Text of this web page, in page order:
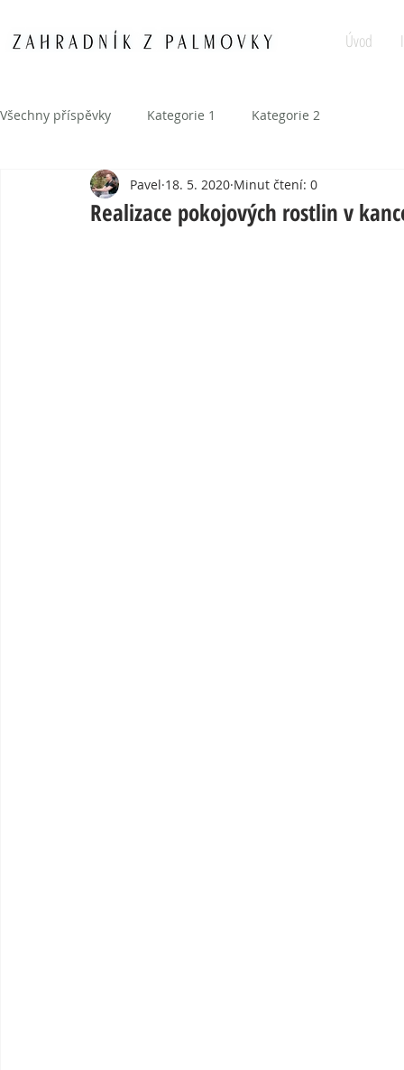
Úvod
Všechny příspěvky Kategorie 1 Kategorie 2
Realizace pokojových rostlin v
Pavel 18. 5. 2020 Minut čtení: 0